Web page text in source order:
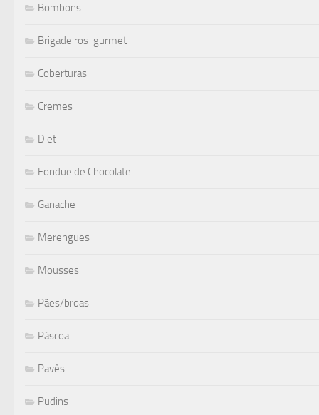
Bombons
Brigadeiros-gurmet
Coberturas
Cremes
Diet
Fondue de Chocolate
Ganache
Merengues
Mousses
Pães/broas
Páscoa
Pavês
Pudins